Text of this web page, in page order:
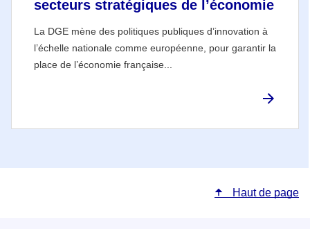
secteurs stratégiques de l’économie
La DGE mène des politiques publiques d’innovation à
l’échelle nationale comme européenne, pour garantir la
place de l’économie française...
Haut de page